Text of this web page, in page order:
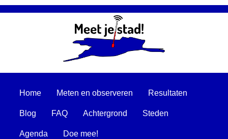
Home Meten en observeren Resultaten
Blog FAQ Achtergrond Steden
Agenda Doe mee!